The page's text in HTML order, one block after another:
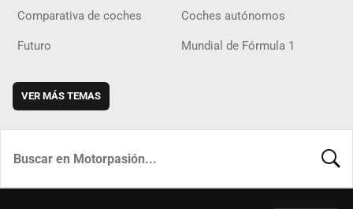
Comparativa de coches Coches autónomos
Futuro Mundial de Fórmula 1
VER MÁS TEMAS